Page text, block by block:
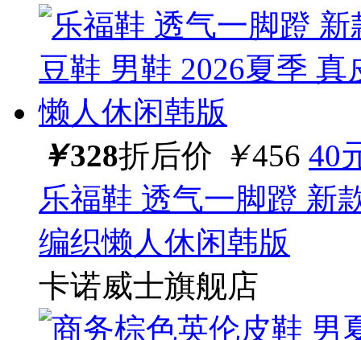
￥328折后价 ￥456 40
乐福鞋 透气一脚蹬 新
编织懒人休闲韩版
卡诺威士旗舰店